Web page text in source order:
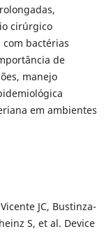
cirúrgico
bactérias
de
manejo
em ambientes
JC, Bustinza-
S, et al. Device